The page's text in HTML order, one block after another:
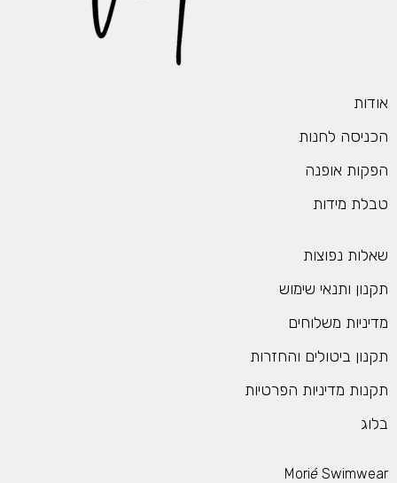
לחנות
אופנה
מידות
נפוצות
ותנאי שימוש
משלוחים
ביטולים והחזרות
מדיניות הפרטיות
Morié